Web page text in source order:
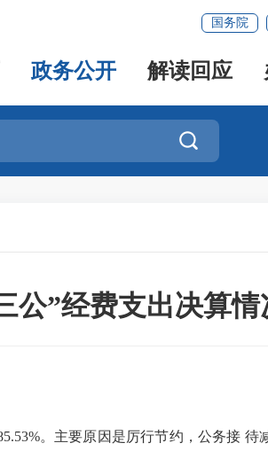
国务院
政务公开 解读回应

公”经费支出决算情
。主要原因是厉行节约，公务接 待